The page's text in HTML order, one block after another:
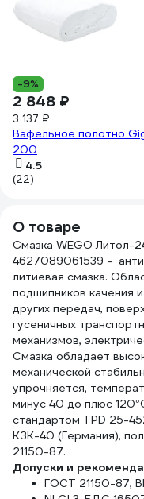
-9%
2 848 ₽
3 137 ₽
Вафельное полотно
200
4.5
(22)
О товаре
Смазка WEGO Литол-
4627089061539 -
литиевая смазка.
подшипников качения
других передач,
гусеничных
механизмов,
Смазка обладает
механической
упрочняется,
минус 40 до плюс
стандартом TPD 25-
КЗК-40 (Германия),
21150-87.
Допуски и
ГОСТ 21150-87,